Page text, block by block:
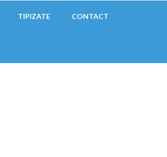
TIPIZATE CONTACT